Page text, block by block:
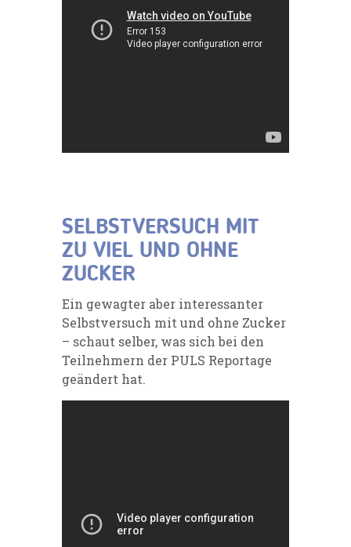
SELBSTVERSUCH MIT
ZU VIEL UND OHNE
ZUCKER
Ein gewagter aber interessanter
Selbstversuch mit und ohne Zucker
– schaut selber, was sich bei den
Teilnehmern der PULS Reportage
geändert hat.